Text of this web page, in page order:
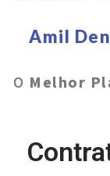
Amil
O Melhor